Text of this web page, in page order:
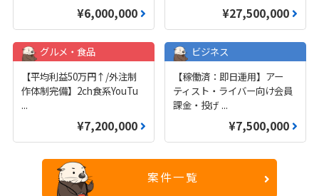
¥6,000,000 ¥27,500,000
グルメ・食品
【平均利益50万円↑/外注制
作体制完備】2ch食系YouTu
...
¥7,200,000
ビジネス
【稼働済：即日運用】アー
ティスト・ライバー向け会員
課金・投げ ...
¥7,500,000
案件一覧